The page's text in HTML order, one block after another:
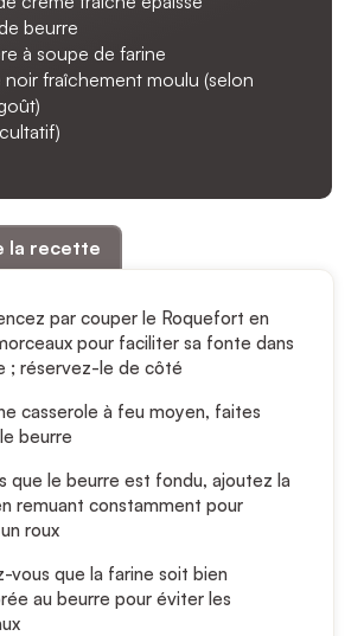
beurre
à soupe de farine
noir fraîchement moulu (selon
la recette
par couper le Roquefort en
pour faciliter sa fonte dans
; réservez-le de côté
casserole à feu moyen, faites
beurre
que le beurre est fondu, ajoutez la
remuant constamment pour
roux
vous que la farine soit bien
au beurre pour éviter les